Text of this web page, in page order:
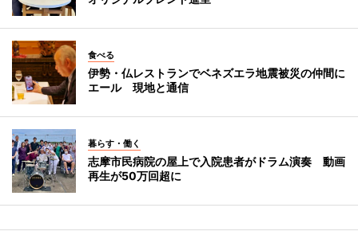
食べる
伊勢・仏レストランでベネズエラ地震被災の仲間に
エール 現地と通信
暮らす・働く
志摩市民病院の屋上で入院患者がドラム演奏 動画
再生が50万回超に